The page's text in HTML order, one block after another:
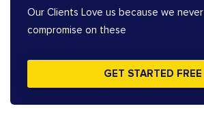
Our Clients Love us because we never
compromise on these
GET STARTED FREE